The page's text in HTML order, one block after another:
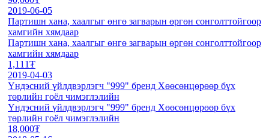
2019-06-05
Партишн хана, хаалгыг өнгө загварын өргөн сонголттойгоор
хамгийн хямдаар
Партишн хана, хаалгыг өнгө загварын өргөн сонголттойгоор
хамгийн хямдаар
1,111₮
2019-04-03
Үндэсний үйлдвэрлэгч "999" бренд Хөөсөнцөрөөр бүх
төрлийн гоёл чимэглэлийн
Үндэсний үйлдвэрлэгч "999" бренд Хөөсөнцөрөөр бүх
төрлийн гоёл чимэглэлийн
18,000₮